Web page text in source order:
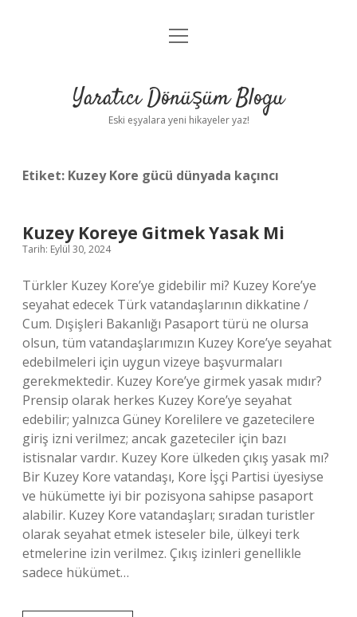
Anasayfa
Yasal Uyarı
menüyü
Yaratıcı Dönüşüm Blogu
Eski eşyalara yeni hikayeler yaz!
Etiket: Kuzey Kore gücü dünyada kaçıncı
Kuzey Koreye Gitmek Yasak Mi
Tarih: Eylül 30, 2024
Türkler Kuzey Kore’ye gidebilir mi? Kuzey Kore’ye
seyahat edecek Türk vatandaşlarının dikkatine /
Cum. Dışişleri Bakanlığı Pasaport türü ne olursa
olsun, tüm vatandaşlarımızın Kuzey Kore’ye seyahat
edebilmeleri için uygun vizeye başvurmaları
gerekmektedir. Kuzey Kore’ye girmek yasak mıdır?
Prensip olarak herkes Kuzey Kore’ye seyahat
edebilir; yalnızca Güney Korelilere ve gazetecilere
giriş izni verilmez; ancak gazeteciler için bazı
istisnalar vardır. Kuzey Kore ülkeden çıkış yasak mı?
Bir Kuzey Kore vatandaşı, Kore İşçi Partisi üyesiyse
ve hükümette iyi bir pozisyona sahipse pasaport
alabilir. Kuzey Kore vatandaşları; sıradan turistler
olarak seyahat etmek isteseler bile, ülkeyi terk
etmelerine izin verilmez. Çıkış izinleri genellikle
sadece hükümet…